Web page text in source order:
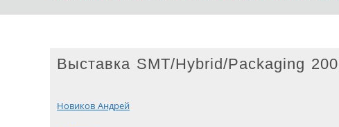
Выставка SMT/Hybrid/Packaging
Новиков Андрей